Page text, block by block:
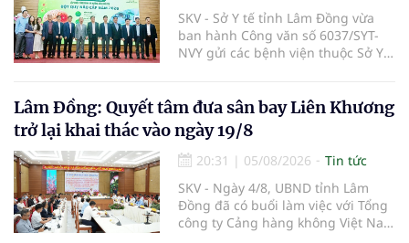
SKV - Sở Y tế tỉnh Lâm Đồng vừa
ban hành Công văn số 6037/SYT-
NVY gửi các bệnh viện thuộc Sở Y
tiếp tục rà soát, triển khai các
nhiệm vụ trong lĩnh vực cấp cứu,
điều trị đột quỵ.
Lâm Đồng: Quyết tâm đưa sân bay Liên Khương
trở lại khai thác vào ngày 19/8
20:31 | 05/08/2026
Tin tức
SKV - Ngày 4/8, UBND tỉnh Lâm
Đồng đã có buổi làm việc với Tổng
công ty Cảng hàng không Việt Nam